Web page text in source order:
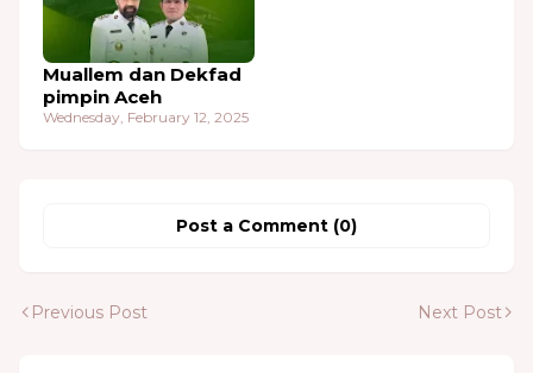
Muallem dan Dekfad
pimpin Aceh
Wednesday, February 12, 2025
Post a Comment (0)
Previous Post Next Post